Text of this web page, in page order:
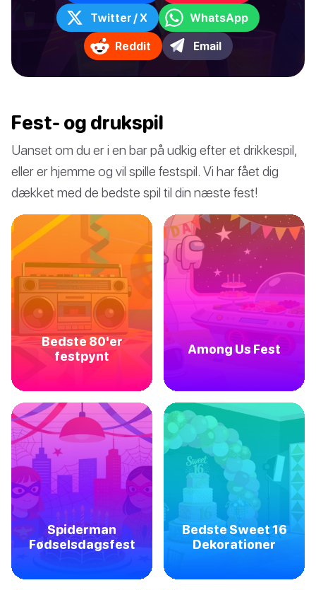
Twitter / X WhatsApp
Reddit Email
Fest- og drukspil
Uanset om du er i en bar på udkig efter et drikkespil,
eller er hjemme og vil spille festspil. Vi har fået dig
dækket med de bedste spil til din næste fest!
Bedste 80'er
festpynt
Among Us Fest
Spiderman
Fødselsdagsfest
Bedste Sweet 16
Dekorationer